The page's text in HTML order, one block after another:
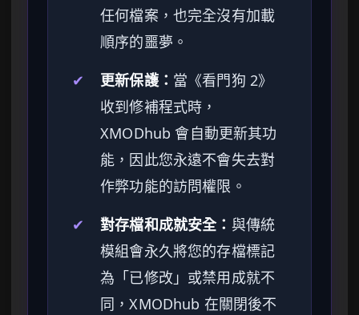
任何檔案，也完全沒有加載
順序的噩夢。
✔
更新保護： 當《看門狗 2》
收到修補程式時，
XMODhub 會自動更新其功
能，因此您永遠不會失去對
作弊功能的訪問權限。
✔
對存檔和成就安全： 與傳統
模組會永久將您的存檔標記
為「已修改」或禁用成就不
同，XMODhub 在關閉後不